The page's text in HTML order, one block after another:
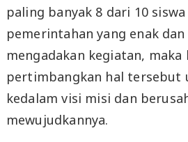
paling banyak 8 dari 10
pemerintahan yang enak
mengadakan kegiatan, maka
pertimbangkan hal tersebut
kedalam visi misi dan
mewujudkannya.